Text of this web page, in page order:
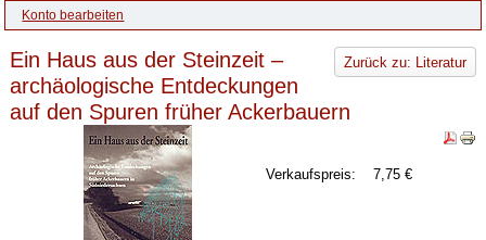
Konto bearbeiten
Zurück zu: Literatur
Ein Haus aus der Steinzeit –
archäologische Entdeckungen
auf den Spuren früher Ackerbauern
Verkaufspreis: 7,75 €